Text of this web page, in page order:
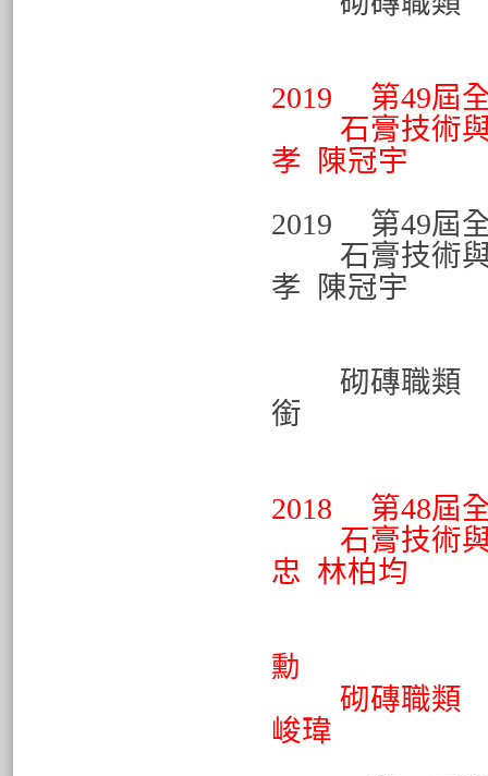
2019 第49屆
石膏技術
孝 陳冠宇
2019 第49屆
石膏技術
孝 陳冠宇
砌磚職
銜
2018 第48屆
石膏技術
忠 林柏均
勳
砌磚
峻瑋